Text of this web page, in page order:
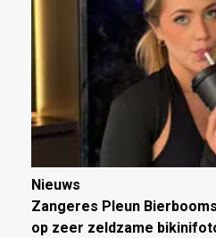
Nieuws
Zangeres Pleun
op zeer zeldzame